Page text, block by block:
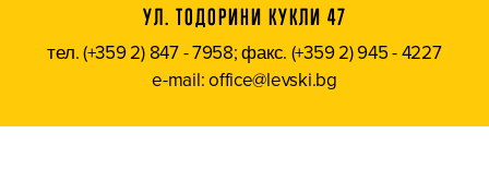
УЛ. ТОДОРИНИ КУКЛИ 47
тел. (+359 2) 847 - 7958; факс. (+359 2) 945 - 4227
e-mail: office@levski.bg